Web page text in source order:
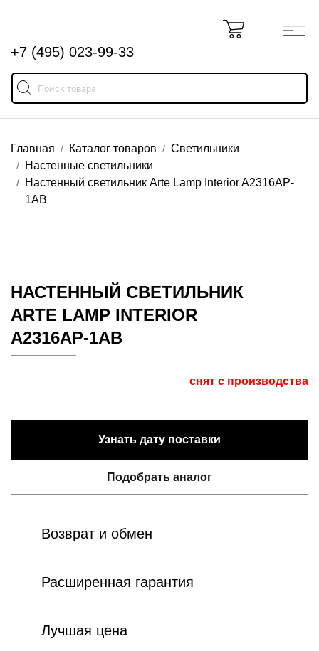
+7 (495) 023-99-33
Главная Каталог товаров
Светильники
Настенные светильники
Настенный светильник Arte Lamp Interior A2316AP-
1AB
НАСТЕННЫЙ СВЕТИЛЬНИК
ARTE LAMP INTERIOR
A2316AP-1AB
снят с производства
Узнать дату поставки
Подобрать аналог
Возврат и обмен
Расширенная гарантия
Лучшая цена